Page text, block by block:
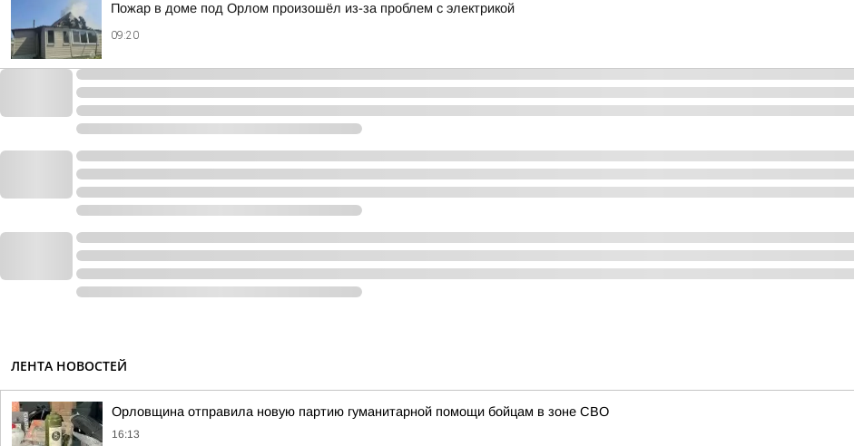
Пожар в доме под Орлом произошёл из-за проблем с электрикой
09:20
ЛЕНТА НОВОСТЕЙ
Орловщина отправила новую партию гуманитарной помощи бойцам в зоне СВО
16:13